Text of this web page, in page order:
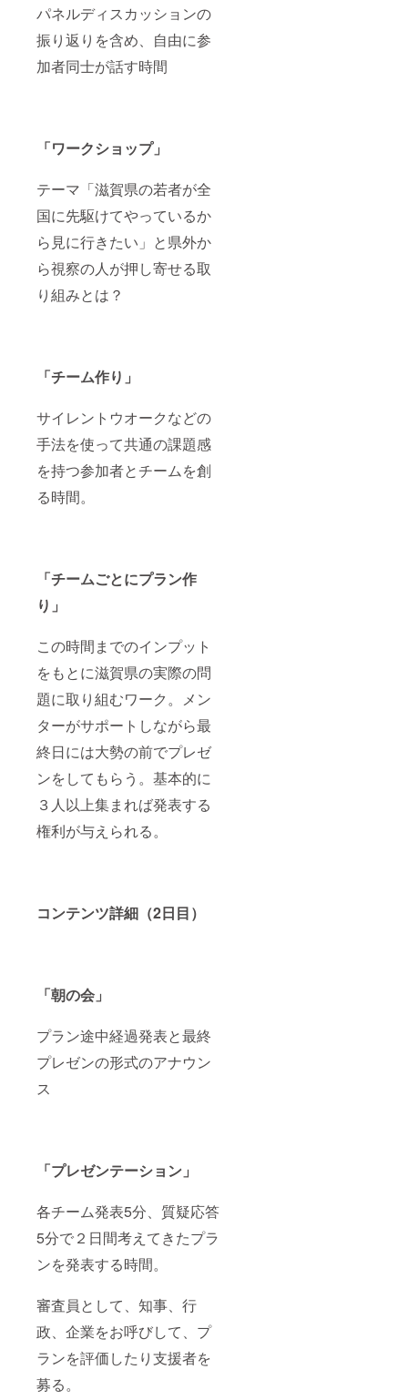
パネルディスカッションの
振り返りを含め、自由に参
加者同士が話す時間
「ワークショップ」
テーマ「滋賀県の若者が全
国に先駆けてやっているか
ら見に行きたい」と県外か
ら視察の人が押し寄せる取
り組みとは？
「チーム作り」
サイレントウオークなどの
手法を使って共通の課題感
を持つ参加者とチームを創
る時間。
「チームごとにプラン作
り」
この時間までのインプット
をもとに滋賀県の実際の問
題に取り組むワーク。メン
ターがサポートしながら最
終日には大勢の前でプレゼ
ンをしてもらう。基本的に
３人以上集まれば発表する
権利が与えられる。
コンテンツ詳細（2日目）
「朝の会」
プラン途中経過発表と最終
プレゼンの形式のアナウン
ス
「プレゼンテーション」
各チーム発表5分、質疑応答
5分で２日間考えてきたプラ
ンを発表する時間。
審査員として、知事、行
政、企業をお呼びして、プ
ランを評価したり支援者を
募る。